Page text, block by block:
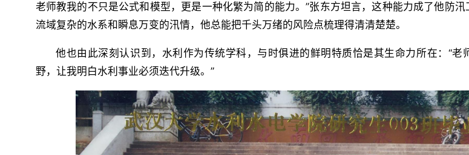
老师教我的不只是公式和模型，更是一种化繁为简的能力。”张东方坦言，这种能力成了他防
流域复杂的水系和瞬息万变的汛情，他总能把千头万绪的风险点梳理得清清楚楚。
他也由此深刻认识到，水利作为传统学科，与时俱进的鲜明特质恰是其生命力所在：“老
野，让我明白水利事业必须迭代升级。”